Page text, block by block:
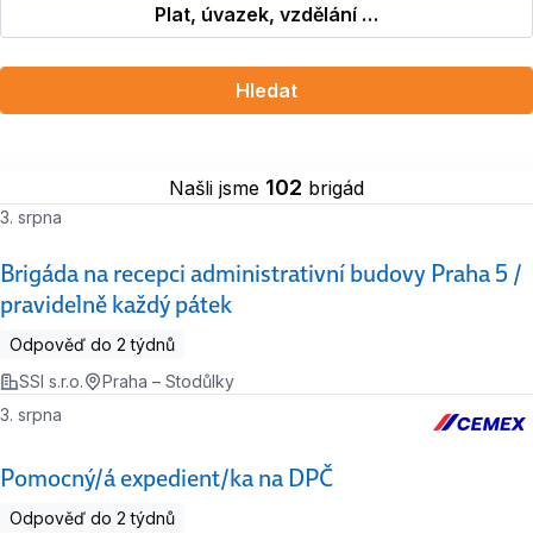
Plat, úvazek, vzdělání …
Hledat
Našli jsme 102 brigád
Brigáda na recepci administrativní budovy Praha 5 /
pravidelně každý pátek
3. srpna
Odpověď do 2 týdnů
SSI s.r.o.
Praha – Stodůlky
Pomocný/á expedient/ka na DPČ
3. srpna
Odpověď do 2 týdnů